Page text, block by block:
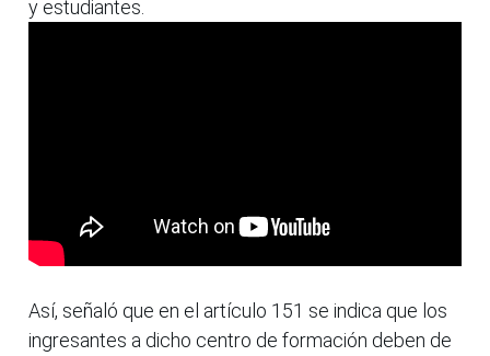
y estudiantes.
Así, señaló que en el artículo 151 se indica que los
ingresantes a dicho centro de formación deben de